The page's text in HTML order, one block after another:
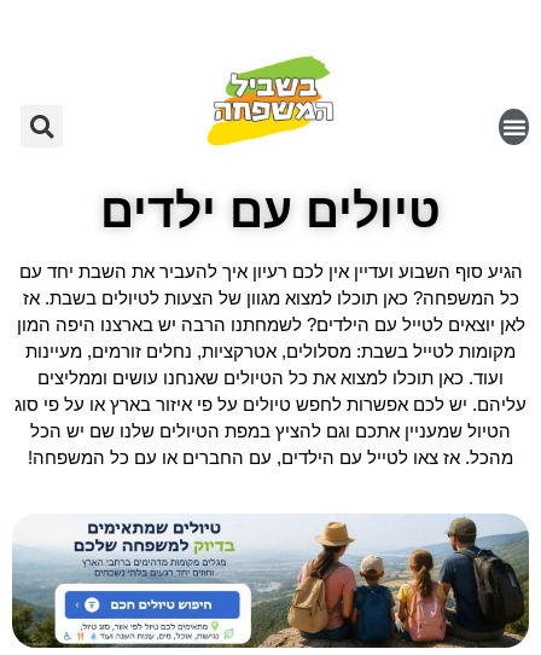
טיולים עם ילדים
הגיע סוף השבוע ועדיין אין לכם רעיון איך להעביר את השבת יחד עם
כל המשפחה? כאן תוכלו למצוא מגוון של הצעות לטיולים בשבת. אז
לאן יוצאים לטייל עם הילדים? לשמחתנו הרבה יש בארצנו היפה המון
מקומות לטייל בשבת: מסלולים, אטרקציות, נחלים זורמים, מעיינות
ועוד. כאן תוכלו למצוא את כל הטיולים שאנחנו עושים וממליצים
עליהם. יש לכם אפשרות לחפש טיולים על פי איזור בארץ או על פי סוג
הטיול שמעניין אתכם וגם להציץ במפת הטיולים שלנו שם יש הכל
מהכל. אז צאו לטייל עם הילדים, עם החברים או עם כל המשפחה!